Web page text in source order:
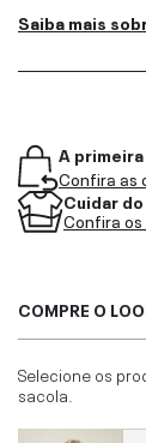
Saiba mais
A
Confira as
Cuidar
Confira
COMPRE O
Selecione os
sacola.